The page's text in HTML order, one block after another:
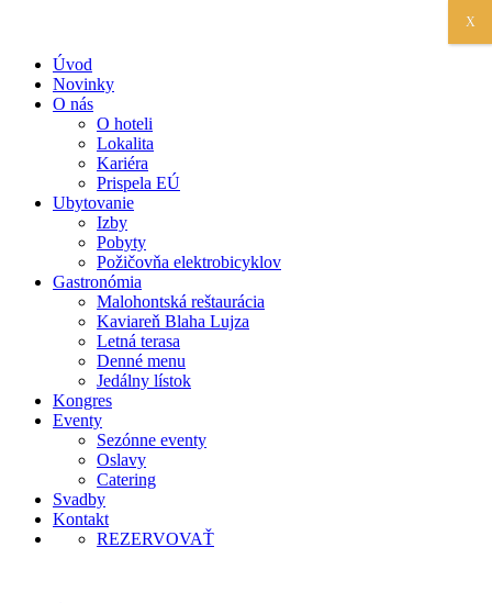
Úvod
Novinky
O nás
O hoteli
Lokalita
Kariéra
Prispela EÚ
Ubytovanie
Izby
Pobyty
Požičovňa elektrobicyklov
Gastronómia
Malohontská reštaurácia
Kaviareň Blaha Lujza
Letná terasa
Denné menu
Jedálny lístok
Kongres
Eventy
Sezónne eventy
Oslavy
Catering
Svadby
Kontakt
REZERVOVAŤ
X